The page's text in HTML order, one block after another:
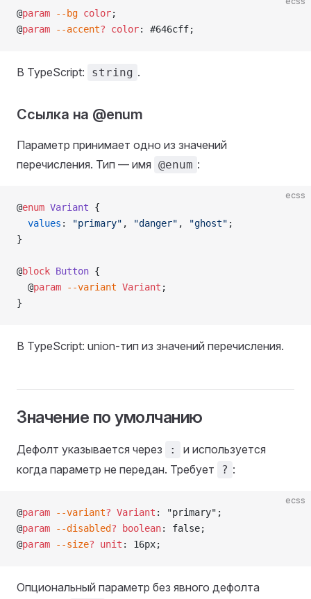
@param --bg color;
@param --accent? color: #646cff;
В TypeScript: string .
Ссылка на @enum
Параметр принимает одно из значений
перечисления. Тип — имя @enum :
ecss
@enum Variant {
  values
: "primary" , "danger" , "ghost" ;
}
@block Button {
  @
param --variant Variant ;
}
В TypeScript: union-тип из значений перечисления.
Значение по умолчанию
Дефолт указывается через :
и используется
когда параметр не передан. Требует
? :
ecss
@param --variant? Variant : "primary";
@param --disabled? boolean: false;
@param --size? unit : 16px;
Опциональный параметр без явного дефолта